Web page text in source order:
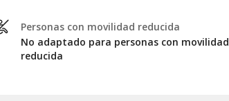
Personas con movilidad reducida
No adaptado para personas con movilidad
reducida